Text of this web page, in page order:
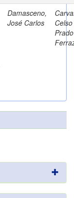
Damasceno,
José Carlos
Prado